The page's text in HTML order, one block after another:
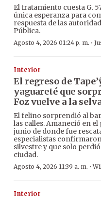
El tratamiento cuesta G.
única esperanza para
respuesta de las
Pública.
Agosto 4, 2026 01:24 p. m. ·
Interior
El regreso de
yaguareté que
Foz vuelve a la
El felino sorprendió al
las calles. Amaneció en
junio de donde fue
especialistas
silvestre y que solo
ciudad.
Agosto 4, 2026 11:39 a. m. ·
Interior